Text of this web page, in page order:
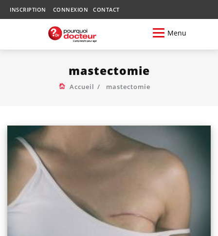
INSCRIPTION CONNEXION CONTACT
Menu
mastectomie
Accueil mastectomie